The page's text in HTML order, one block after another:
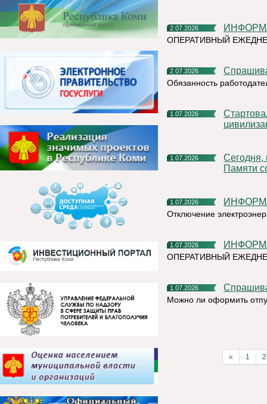
2.07.2026
ОПЕРАТИВНЫЙ
2.07.2026
Обязанность
1.07.2026
Стартовал X Международный фотоконкурс «Русская
1.07.2026
Сегодня, в День ветеранов боевых действий, в Сквере
Памяти
1.07.2026
Отключение
1.07.2026
ОПЕРАТИВНЫЙ
1.07.2026
Можно ли оформить
« 1 2